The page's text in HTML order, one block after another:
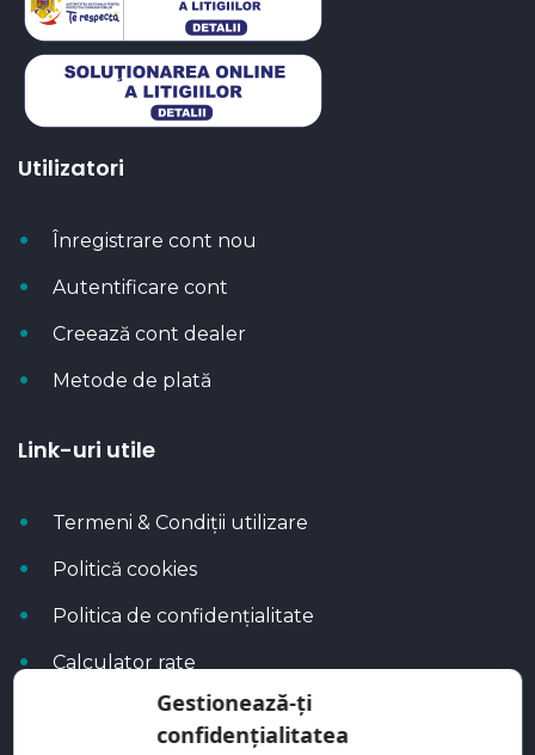
Gestionează-ți
confidențialitatea
Utilizatori
Înregistrare cont nou
Autentificare cont
Creează cont dealer
Metode de plată
Link-uri utile
Termeni & Condiții utilizare
Politică cookies
Politica de confidențialitate
Calculator rate
Blog Autoflux